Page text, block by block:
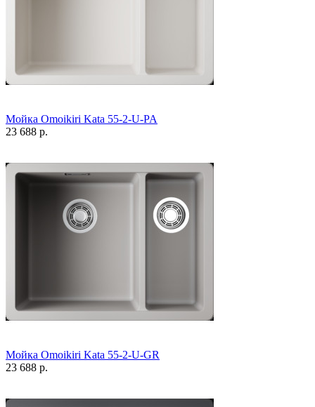
Мойка Omoikiri Kata 55-2-U-PA
23 688 р.
Мойка Omoikiri Kata 55-2-U-GR
23 688 р.